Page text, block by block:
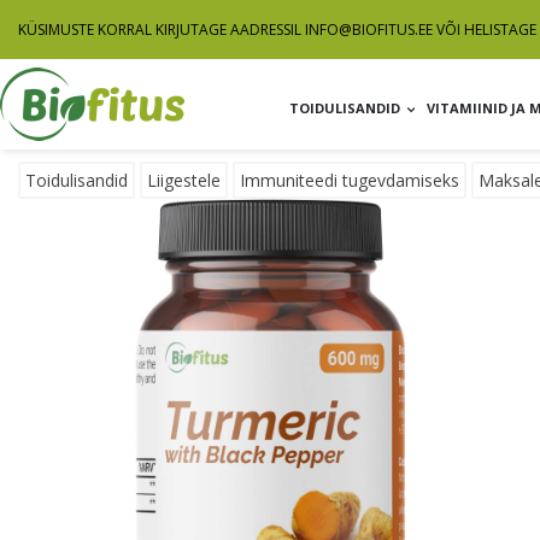
KÜSIMUSTE KORRAL KIRJUTAGE AADRESSIL INFO@BIOFITUS.EEVÕI
TOIDULISANDID VITAMIINID JA
Toidulisandid Liigestele Immuniteedi tugevdamiseks